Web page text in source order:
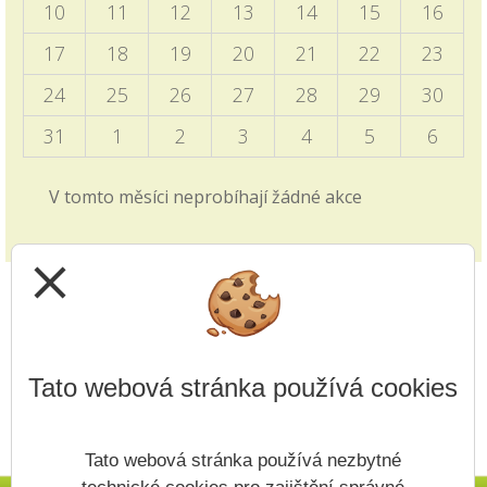
Programový týden v Sasku
04.10.2025
Informace pro vyjíždějící děti zveřejněny v blogu
školy i v záložce 2. stupně - Programový týden v
Sasku.
Zkrácené vyučování - volby
28.09.2025
v pátek 3.10. viz článek v blogu školy
Jak si vybrat střední školu?
Video z produkce ČT edu je zveřejněno v záložce
Upřesnění v článku - Nový způsob plateb
10
11 12 13 14 15
16
17
18 19 20 21 22
23
24
25 26 27 28 29
30
31
1 2 3 4 5 6
V tomto měsíci neprobíhají žádné akce
close
Tato webová stránka používá cookies
Tato webová stránka používá nezbytné